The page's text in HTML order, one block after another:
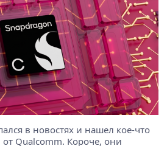
в новостях и нашел кое-что
Qualcomm. Короче, они